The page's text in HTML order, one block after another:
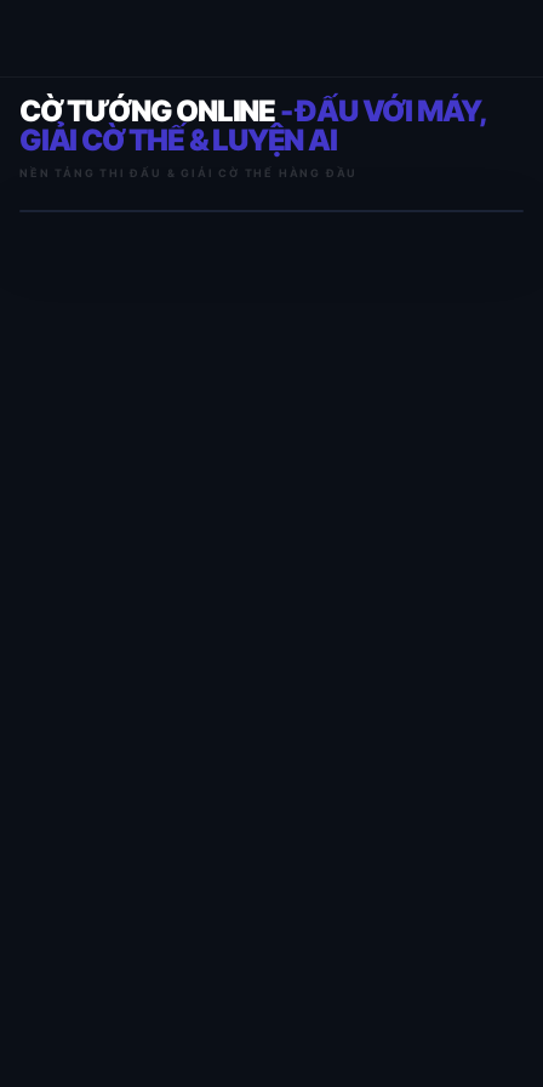
CỜ TƯỚNG ONLINE- ĐẤU VỚI MÁY,
GIẢI CỜ THẾ & LUYỆN AI
NỀN TẢNG THI ĐẤU & GIẢI CỜ THẾ HÀNG ĐẦU